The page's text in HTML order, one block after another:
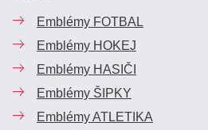
Emblémy FOTBAL
Emblémy HOKEJ
Emblémy HASIČI
Emblémy ŠIPKY
Emblémy ATLETIKA